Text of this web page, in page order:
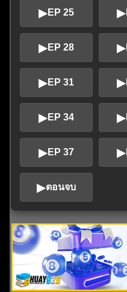
▶EP 25 ▶
▶EP 28 ▶
▶EP 31 ▶
▶EP 34 ▶
▶EP 37 ▶
▶ตอนจบ